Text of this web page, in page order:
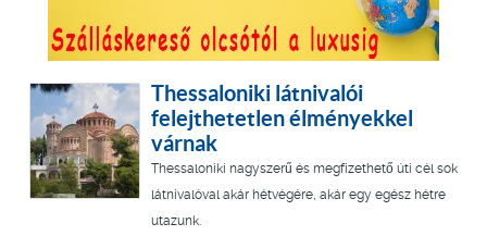
Thessaloniki látnivalói
felejthetetlen élményekkel
várnak
Thessaloniki nagyszerű és megfizethető úti cél sok
látnivalóval akár hétvégére, akár egy egész hétre
utazunk.